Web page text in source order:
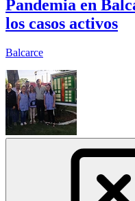
Pandemia en
los casos activos
Balcarce